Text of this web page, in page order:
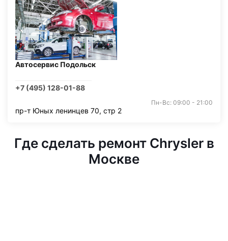
Автосервис Подольск
+7 (495) 128-01-88
Пн-Вс: 09:00 - 21:00
пр-т Юных ленинцев 70, стр 2
Где сделать ремонт Chrysler в
Москве